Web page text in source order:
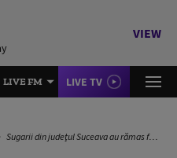
VIEW
LIVE FM LIVE TV
Sugarii din judeţul Suceava au rămas fără lapte praf gratuit